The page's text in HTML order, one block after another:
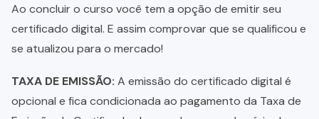
Ao concluir o curso você tem a opção de emitir seu
certificado digital. E assim comprovar que se qualificou e
se atualizou para o mercado!
TAXA DE EMISSÃO: A emissão do certificado digital é
opcional e fica condicionada ao pagamento da Taxa de